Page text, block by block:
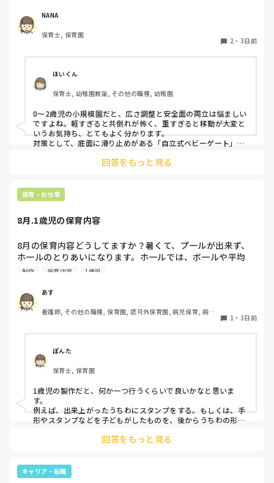
うな素材で軽いので、ちょっと体が当たると倒れたり、つか
まり立ちが不安定な子にとっては共倒れになったりで危険で
す。かと言って固定してしまうと活動によって柔軟に移動す
しっかりした重いものを置いていましたが、移動が大変で使
い勝手が悪く、子どもがぶつかって倒れた時に怖い思いをし
ました。
皆さんの園ではどんなもので工夫されていますか？
NANA
保育士, 保育園
2 ・ 3日前
ほいくん
保育士, 幼稚園教諭, その他の職種, 幼稚園
0〜2歳児の小規模園だと、広さ調整と安全面の両立は悩ましい
ですよね。軽すぎると共倒れが怖く、重すぎると移動が大変と
いうお気持ち、とてもよく分かります。
対策として、底面に滑り止めがある「自立式ベビーゲート」な
た、ストッパー付きキャスターをつけたロー棚を仕切りにすれ
り、脚元に水入りペットボトルなどの重りを付けて補強してみ
てくださいね。安全で使いやすい方法が見つかるよう応援して
回答をもっと見る
保育・お仕事
8月.1歳児の保育内容
8月の保育内容どうしてますか？暑くて、プ一ルが出来ず、
ホ一ルのとりあいになります。ホ一ルでは、ボ一ルや平均
台、風船で遊んでいます。製作で、うちわや望遠鏡や風鈴🎐
クラスです、玩具で遊ばせながら、何人かずつよんで、やっ
ています。何か、いいアイデアや、工夫など、何でもいいの
で、教えて下さい。
制作 保育内容 1歳児
あす
看護師, その他の職種, 保育園, 認可外保育園, 病児保育, 病院
1 ・ 3日前
ぽんた
保育士, 保育園
1歳児の製作だと、何か一つ行うくらいで良いかなと思いま
す。
例えば、出来上がったうちわにスタンプをする。もしくは、手
形やスタンプなどを子どもがしたものを、後からうちわの形に
雨遊び、氷遊び、など間食遊びをたくさん行っています。
回答をもっと見る
キャリア・転職